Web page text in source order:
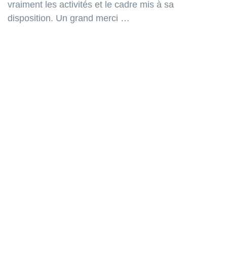
vraiment les activités et le cadre mis à sa
disposition. Un grand merci …